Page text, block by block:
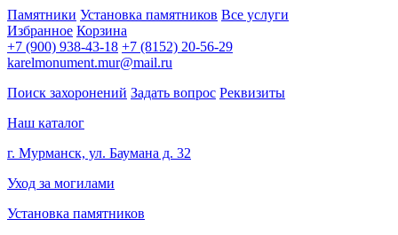
Памятники Установка памятников Все услуги
Избранное Корзина
+7 (900) 938-43-18 +7 (8152) 20-56-29
karelmonument.mur@mail.ru
Поиск захоронений Задать вопрос Реквизиты
Наш каталог
г. Мурманск, ул. Баумана д. 32
Уход за могилами
Установка памятников